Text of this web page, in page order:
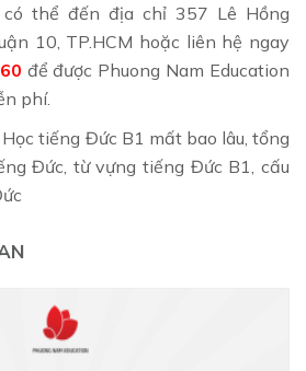
thể đến địa chỉ 357 Lê Hồng
10, TP.HCM hoặc liên hệ ngay
để được Phuong Nam Education
phí.
tiếng Đức B1 mất bao lâu, tổng
Đức, từ vựng tiếng Đức B1, cấu